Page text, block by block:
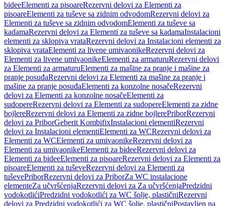
bideeElementi za pisoareRezervni delovi za Elementi za
pisoareElementi za tuševe sa zidnim odvodomRezervni delovi za
Elementi za tuševe sa zidnim odvodomElementi za tuševe sa
kadamaRezervni delovi za Elementi za tuševe sa kadamaInstalacioni
elementi za sklopiva vrataRezervni delovi za Instalacioni elementi za
sklopiva vrataElementi za livene umivaonikeRezervni delovi za
Elementi za livene umivaonikeElementi za armaturuRezervni delovi
za Elementi za armaturuElementi za mašine za pranje i mašine za
pranje posuđaRezervni delovi za Elementi za mašine za pranje i
mašine za pranje posuđaElementi za konzolne nosačeRezervni
delovi za Elementi za konzolne nosačeElementi za
sudopereRezervni delovi za Elementi za sudopereElementi za zidne
bojlereRezervni delovi za Elementi za zidne bojlerePriborRezervni
delovi za PriborGeberit KombifixInstalacioni elementiRezervni
delovi za Instalacioni elementiElementi za WCRezervni delovi za
Elementi za WCElementi za umivaonikeRezervni delovi za
Elementi za umivaonikeElementi za bideeRezervni delovi za
Elementi za bideeElementi za pisoareRezervni delovi za Elementi za
pisoareElementi za tuševeRezervni delovi za Elementi za
tuševePriborRezervni delovi za PriborZa WC instalacione
elementeZa učvršćenjaRezervni delovi za Za učvršćenjaPredzidni
vodokotlićiPredzidni vodokotlići za WC šolje, plastičniRezervni
delovi za Predzidni vodokotlići za WC šolje, plastičniPostavljen na